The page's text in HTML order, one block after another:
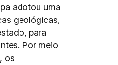
adotou uma
geológicas,
para
Por meio
os